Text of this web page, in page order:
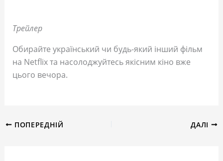
Трейлер
Обирайте український чи будь-який інший фільм
на Netflix та насолоджуйтесь якісним кіно вже
цього вечора.
ПОПЕРЕДНІЙ ДАЛІ